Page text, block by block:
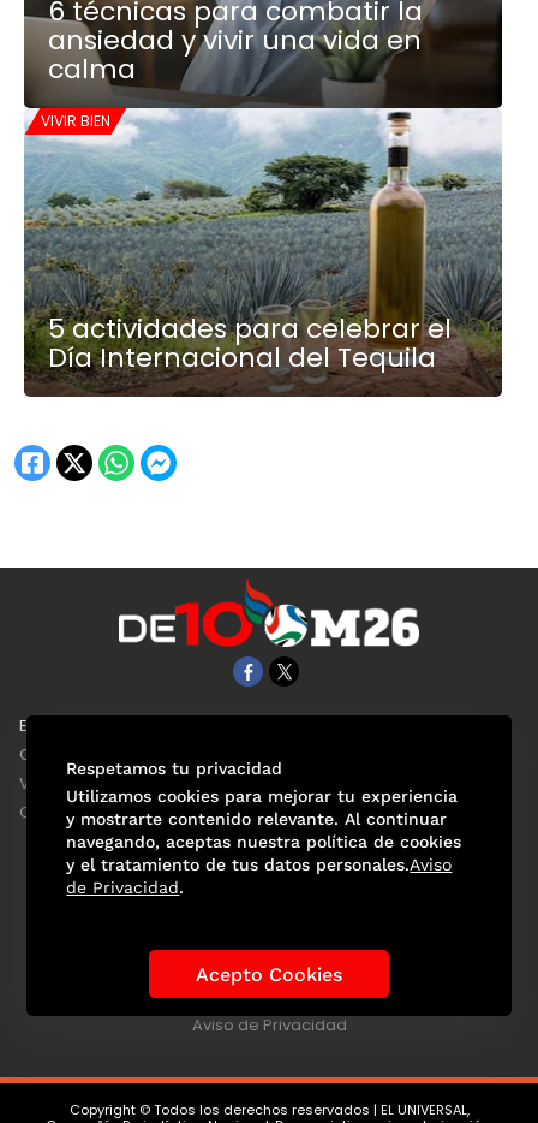
6 técnicas para combatir la
ansiedad y vivir una vida en
calma
VIVIR BIEN
5 actividades para celebrar el
Día Internacional del Tequila
EL UNIVERSAL
Clase
ViveUSA
Confabulario
Historia de los Mundiales Lo viral Anécdotas Mundialistas
Las Figuras Tendencias Directorio
Aviso de Privacidad
Copyright © Todos los derechos reservados | EL UNIVERSAL,
Respetamos tu privacidad
Utilizamos cookies para mejorar tu experiencia
y mostrarte contenido relevante. Al continuar
navegando, aceptas nuestra política de cookies
y el tratamiento de tus datos personales.Aviso
de Privacidad.
Acepto Cookies